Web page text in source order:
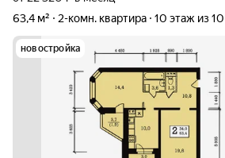
63,4 м²
2-комн. квартира 10 этаж из 10
новостройка